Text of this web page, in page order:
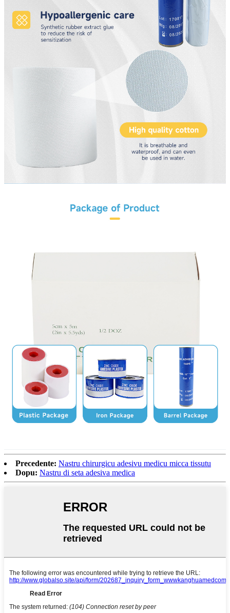
Precedente: Nastru chirurgicu adesivu medicu micca tissutu
Dopu: Nastru di seta adesiva medica